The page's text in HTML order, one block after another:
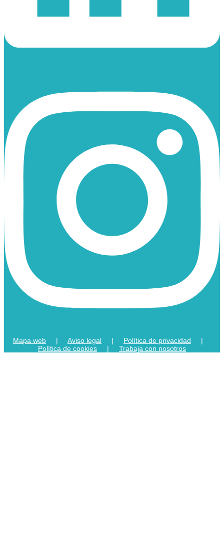
Mapa web | Aviso legal | Política de privacidad |
Política de cookies | Trabaja con nosotros